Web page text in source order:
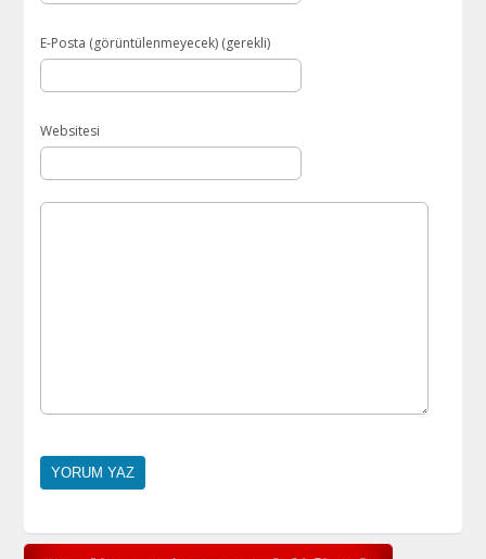
E-Posta (görüntülenmeyecek) (gerekli)
Websitesi